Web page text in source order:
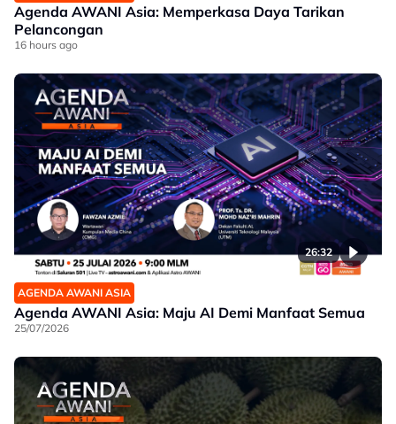
Agenda AWANI Asia: Memperkasa Daya Tarikan
Pelancongan
16 hours ago
26:32
AGENDA AWANI ASIA
Agenda AWANI Asia: Maju AI Demi Manfaat Semua
25/07/2026